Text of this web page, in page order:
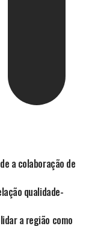
a colaboração de
qualidade-
a região como